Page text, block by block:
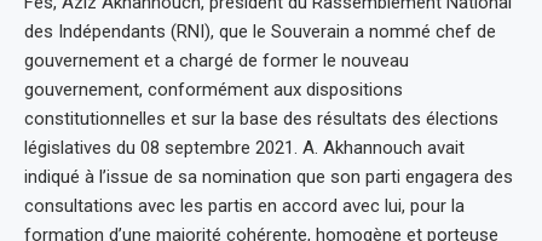
des Indépendants (RNI), que le Souverain a nommé chef de
gouvernement et a chargé de former le nouveau
gouvernement, conformément aux dispositions
constitutionnelles et sur la base des résultats des élections
législatives du 08 septembre 2021. A. Akhannouch avait
indiqué à l’issue de sa nomination que son parti engagera des
consultations avec les partis en accord avec lui, pour la
formation d’une majorité cohérente, homogène et porteuse